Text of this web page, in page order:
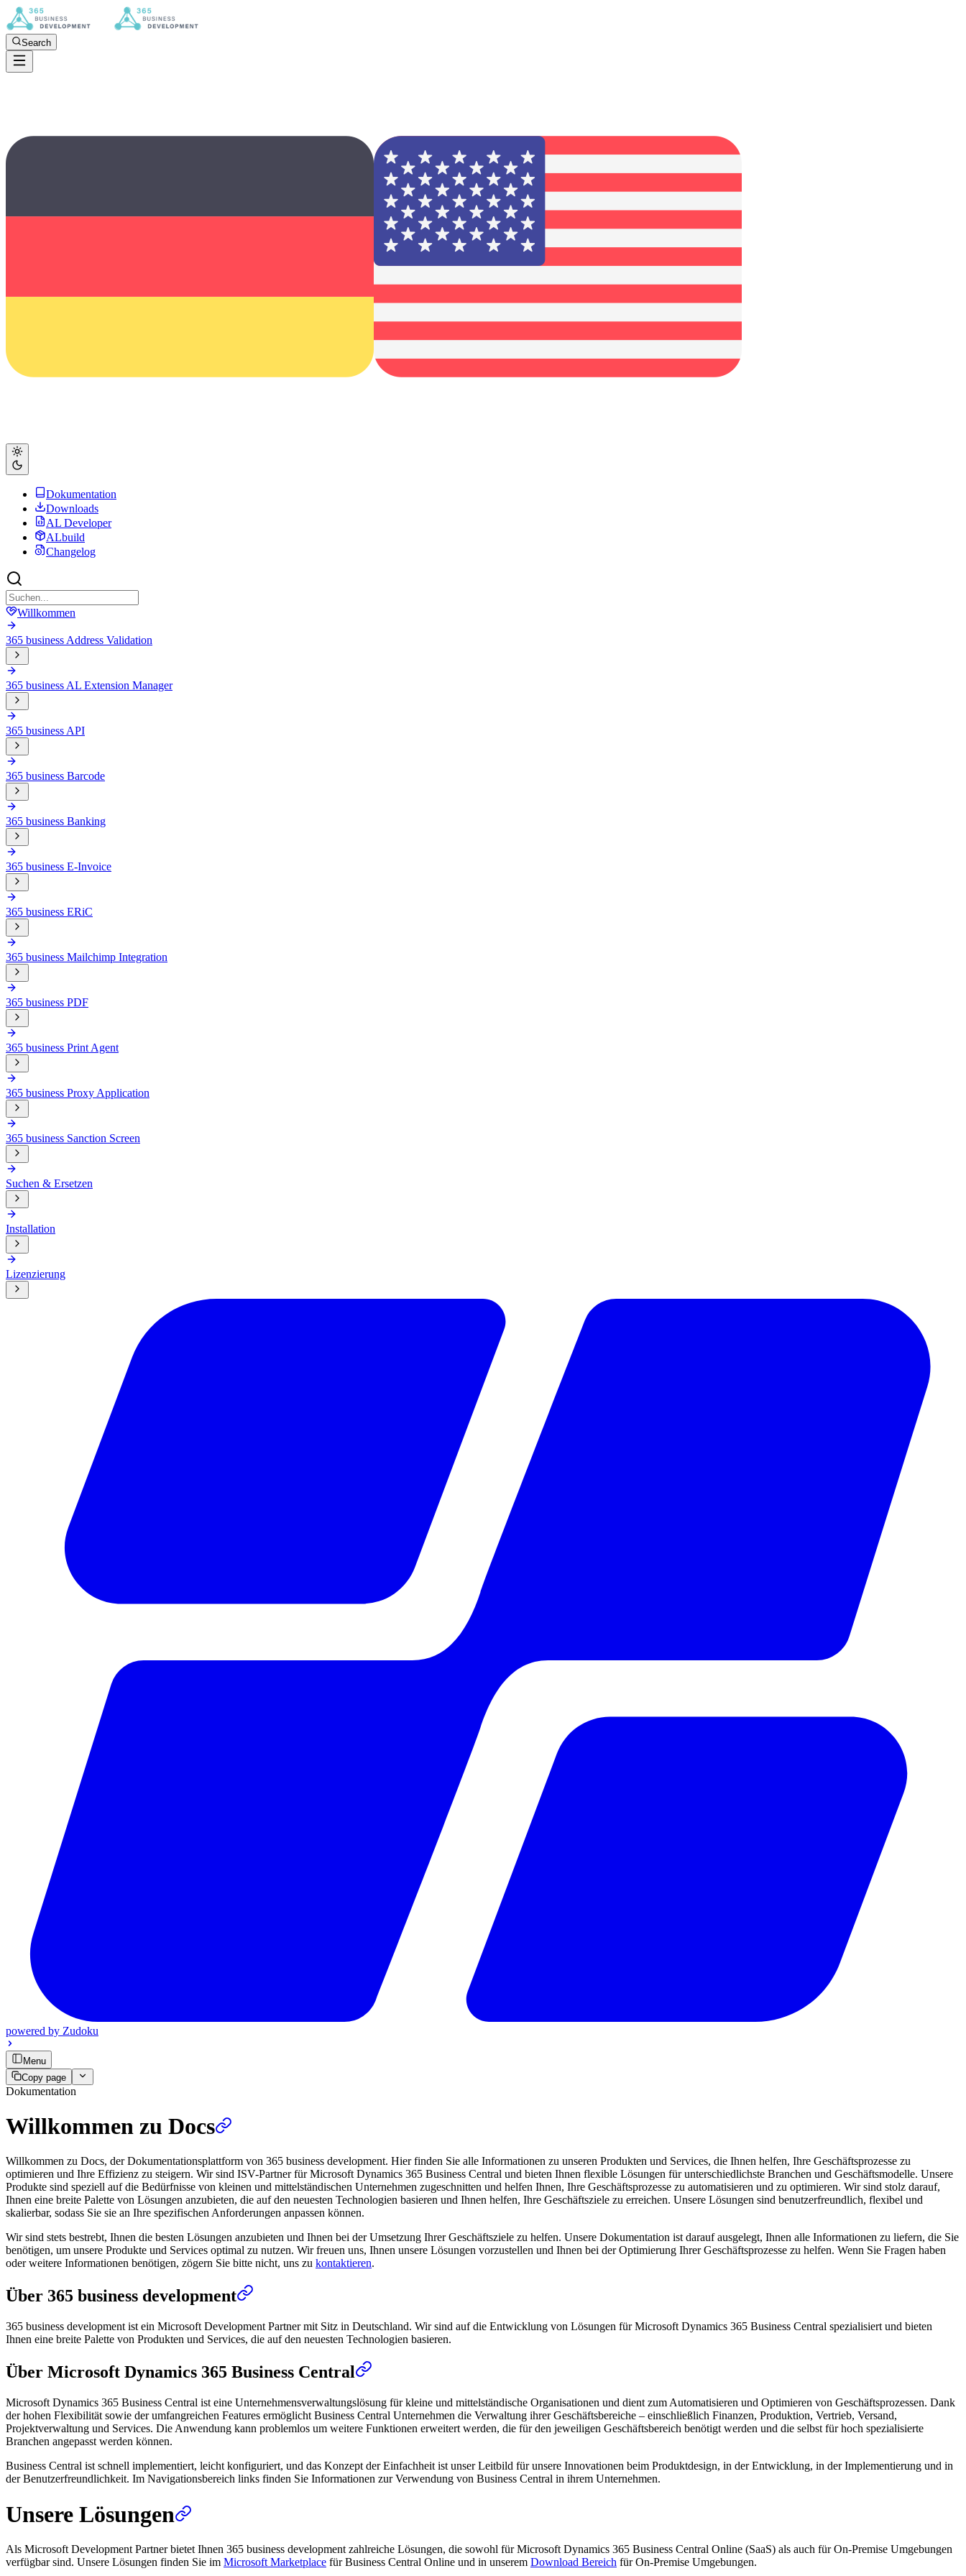
Search
Dokumentation
Downloads
AL Developer
ALbuild
Changelog
Willkommen
365 business Address Validation
365 business AL Extension Manager
365 business API
365 business Barcode
365 business Banking
365 business E-Invoice
365 business ERiC
365 business Mailchimp Integration
365 business PDF
365 business Print Agent
365 business Proxy Application
365 business Sanction Screen
Suchen & Ersetzen
Installation
Lizenzierung
powered by Zudoku
Menu
Copy page
Dokumentation
Willkommen zu Docs
Willkommen zu Docs, der Dokumentationsplattform von 365 business development. Hier finden Sie alle Informationen zu unseren Produkten und Services, die Ihnen helfen, Ihre Geschäftsprozesse zu
optimieren und Ihre Effizienz zu steigern. Wir sind ISV-Partner für Microsoft Dynamics 365 Business Central und bieten Ihnen flexible Lösungen für unterschiedlichste Branchen und Geschäftsmodelle. Unsere
Produkte sind speziell auf die Bedürfnisse von kleinen und mittelständischen Unternehmen zugeschnitten und helfen Ihnen, Ihre Geschäftsprozesse zu automatisieren und zu optimieren. Wir sind stolz darauf,
Ihnen eine breite Palette von Lösungen anzubieten, die auf den neuesten Technologien basieren und Ihnen helfen, Ihre Geschäftsziele zu erreichen. Unsere Lösungen sind benutzerfreundlich, flexibel und
skalierbar, sodass Sie sie an Ihre spezifischen Anforderungen anpassen können.
Wir sind stets bestrebt, Ihnen die besten Lösungen anzubieten und Ihnen bei der Umsetzung Ihrer Geschäftsziele zu helfen. Unsere Dokumentation ist darauf ausgelegt, Ihnen alle Informationen zu liefern, die Sie
benötigen, um unsere Produkte und Services optimal zu nutzen. Wir freuen uns, Ihnen unsere Lösungen vorzustellen und Ihnen bei der Optimierung Ihrer Geschäftsprozesse zu helfen. Wenn Sie Fragen haben
oder weitere Informationen benötigen, zögern Sie bitte nicht, uns zu kontaktieren.
Über 365 business development
365 business development ist ein Microsoft Development Partner mit Sitz in Deutschland. Wir sind auf die Entwicklung von Lösungen für Microsoft Dynamics 365 Business Central spezialisiert und bieten
Ihnen eine breite Palette von Produkten und Services, die auf den neuesten Technologien basieren.
Über Microsoft Dynamics 365 Business Central
Microsoft Dynamics 365 Business Central ist eine Unternehmensverwaltungslösung für kleine und mittelständische Organisationen und dient zum Automatisieren und Optimieren von Geschäftsprozessen. Dank
der hohen Flexibilität sowie der umfangreichen Features ermöglicht Business Central Unternehmen die Verwaltung ihrer Geschäftsbereiche – einschließlich Finanzen, Produktion, Vertrieb, Versand,
Projektverwaltung und Services. Die Anwendung kann problemlos um weitere Funktionen erweitert werden, die für den jeweiligen Geschäftsbereich benötigt werden und die selbst für hoch spezialisierte
Branchen angepasst werden können.
Business Central ist schnell implementiert, leicht konfiguriert, und das Konzept der Einfachheit ist unser Leitbild für unsere Innovationen beim Produktdesign, in der Entwicklung, in der Implementierung und in
der Benutzerfreundlichkeit. Im Navigationsbereich links finden Sie Informationen zur Verwendung von Business Central in ihrem Unternehmen.
Unsere Lösungen
Als Microsoft Development Partner bietet Ihnen 365 business development zahlreiche Lösungen, die sowohl für Microsoft Dynamics 365 Business Central Online (SaaS) als auch für On-Premise Umgebungen
verfügbar sind. Unsere Lösungen finden Sie im Microsoft Marketplace für Business Central Online und in unserem Download Bereich für On-Premise Umgebungen.